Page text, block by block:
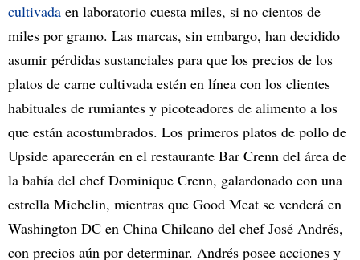
cultivada en laboratorio cuesta miles, si no cientos de
miles por gramo. Las marcas, sin embargo, han decidido
asumir pérdidas sustanciales para que los precios de los
platos de carne cultivada estén en línea con los clientes
habituales de rumiantes y picoteadores de alimento a los
que están acostumbrados. Los primeros platos de pollo de
Upside aparecerán en el restaurante Bar Crenn del área de
la bahía del chef Dominique Crenn, galardonado con una
estrella Michelin, mientras que Good Meat se venderá en
Washington DC en China Chilcano del chef José Andrés,
con precios aún por determinar. Andrés posee acciones y